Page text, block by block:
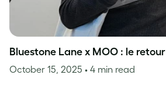
Bluestone Lane x MOO : le retour
October 15, 2025 • 4 min read